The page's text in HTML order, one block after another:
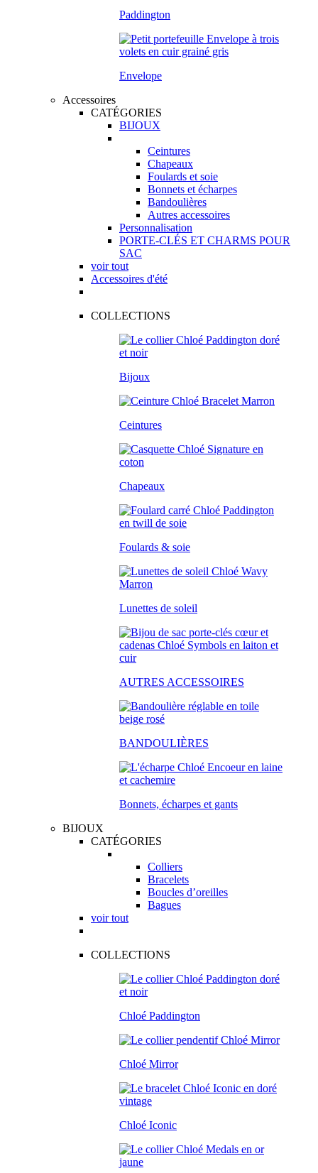
Paddington
Envelope
Accessoires
CATÉGORIES
BIJOUX
Ceintures
Chapeaux
Foulards et soie
Bonnets et écharpes
Bandoulières
Autres accessoires
Personnalisation
PORTE-CLÉS ET CHARMS POUR
SAC
voir tout
Accessoires d'été
COLLECTIONS
Bijoux
Ceintures
Chapeaux
Foulards & soie
Lunettes de soleil
AUTRES ACCESSOIRES
BANDOULIÈRES
Bonnets, écharpes et gants
BIJOUX
CATÉGORIES
Colliers
Bracelets
Boucles d’oreilles
Bagues
voir tout
COLLECTIONS
Chloé Paddington
Chloé Mirror
Chloé Iconic